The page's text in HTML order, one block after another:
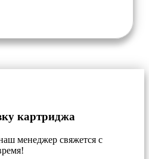
картриджа
менеджер свяжется с